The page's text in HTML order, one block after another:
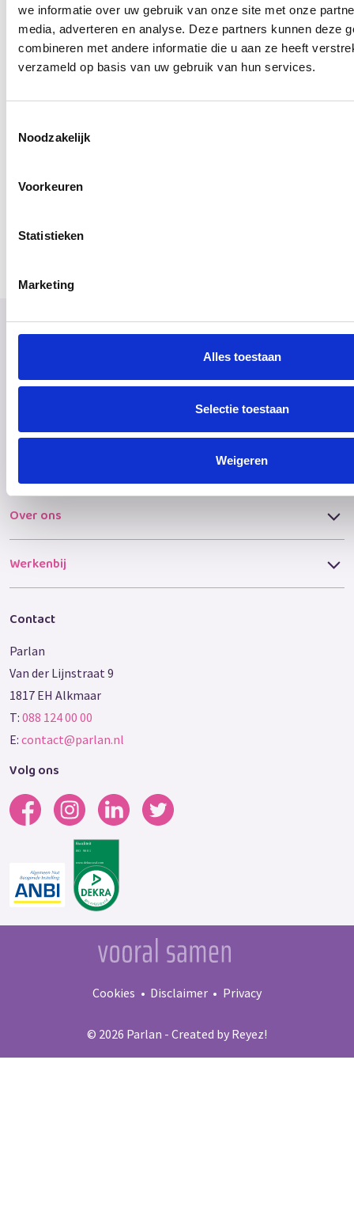
we informatie over uw gebruik van onze site met onze
media, adverteren en analyse. Deze partners kunnen deze
combineren met andere informatie die u aan ze heeft
verzameld op basis van uw gebruik van hun services.
Noodzakelijk
Voorkeuren
Statistieken
Marketing
Alles toestaan
Selectie toestaan
Weigeren
Direct naar...
Lees ook: verlenging 18+
gezinshuisouder worden
Henny is al ruim 12 jaar gezinshuisouder. Daarnaast is ze ook
Allerlei onderwerpen komen aan de orde.
Voor ouders en gezin
Over ons
Werkenbij
Contact
Parlan
Van der Lijnstraat 9
1817 EH Alkmaar
T: 088 124 00 00
E: contact@parlan.nl
Volg ons
Cookies Disclaimer Privacy
© 2026 Parlan - Created by Reyez!